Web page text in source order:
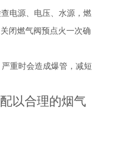
电源、电压、水源，燃
闭燃气阀预点火一次确
重时会造成爆管，减短
以合理的烟气